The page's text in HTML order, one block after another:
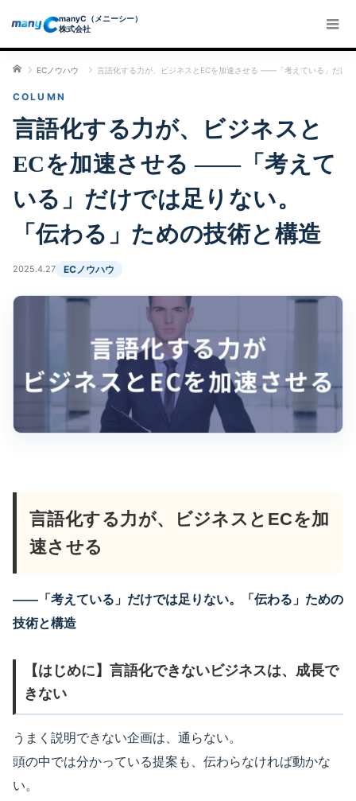
manyC（メニーシー）
株式会社
ホーム ECノウハウ 言語化する力が、ビジネスとECを加速させる ――「考えている」だけ
言語化する力が、ビジネスと
ECを加速させる ――「考えて
いる」だけでは足りない。
「伝わる」ための技術と構造
2025.4.27 ECノウハウ
言語化する力が、ビジネスとECを加
速させる
――「考えている」だけでは足りない。「伝わる」ための
技術と構造
【はじめに】言語化できないビジネスは、成長で
きない
うまく説明できない企画は、通らない。
頭の中では分かっている提案も、伝わらなければ動かな
い。